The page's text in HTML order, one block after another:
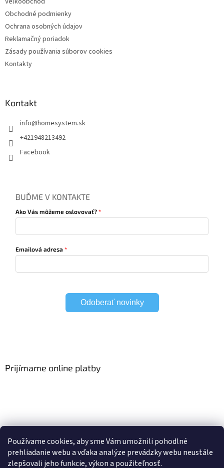
Používame cookies, aby sme Vám umožnili pohodlné
prehliadanie webu a vďaka analýze prevádzky webu neustále
zlepšovali jeho funkcie, výkon a použiteľnosť.
Obchodné podmienky
Ochrana osobných údajov
Reklamačný poriadok
Zásady používania súborov cookies
Kontakty
Kontakt
info@homesystem.sk
+421948213492
Facebook
BUĎME V KONTAKTE
Ako Vás môžeme oslovovať?
Emailová adresa
Odoberať novinky
Prijímame online platby